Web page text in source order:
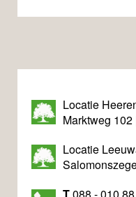
Locatie
Marktweg
Locatie